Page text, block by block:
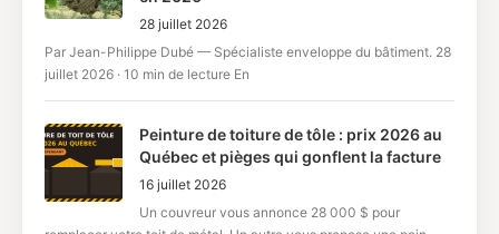
28 juillet 2026
Par Jean-Philippe Dubé — Spécialiste enveloppe du bâtiment. 28
juillet 2026 · 10 min de lecture En
Peinture de toiture de tôle : prix 2026 au
Québec et pièges qui gonflent la facture
16 juillet 2026
Un couvreur vous annonce 28 000 $ pour